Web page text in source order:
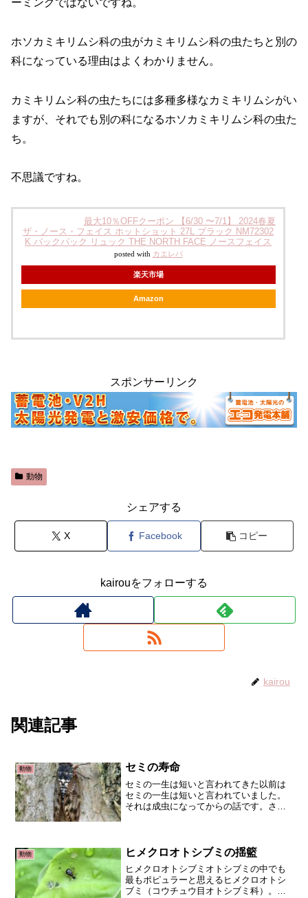
ーミングではないですね。
ホソカミキリムシ科の虫がカミキリムシ科の虫たちと別の
科になっている理由はよくわかりません。
カミキリムシ科の虫たちには多種多様なカミキリムシがい
ますが、それでも別の科になるホソカミキリムシ科の虫た
ち。
不思議ですね。
最大10％OFFクーポン 【6/30 〜7/1】 2024春夏
ザ・ノース・フェイス ホットショット 27L ブラック NM72302
K バックパック リュック THE NORTH FACE ノースフェイス
posted with カエレバ
楽天市場
Amazon
スポンサーリンク
動物
シェアする
X Facebook コピー
kairouをフォローする
kairou
関連記事
動物 セミの寿命
セミの一生は短いと言われてきた以前は
セミの一生は短いと言われていました。
それは成虫になってからの話です。さら
ね。土の中の生活は長い...
動物 ヒメクロオトシブミの揺籃
ヒメクロオトシブミオトシブミの中でも
最もポピュラーと思えるヒメクロオトシ
ブミ（コウチュウ目オトシブミ科）。ユ